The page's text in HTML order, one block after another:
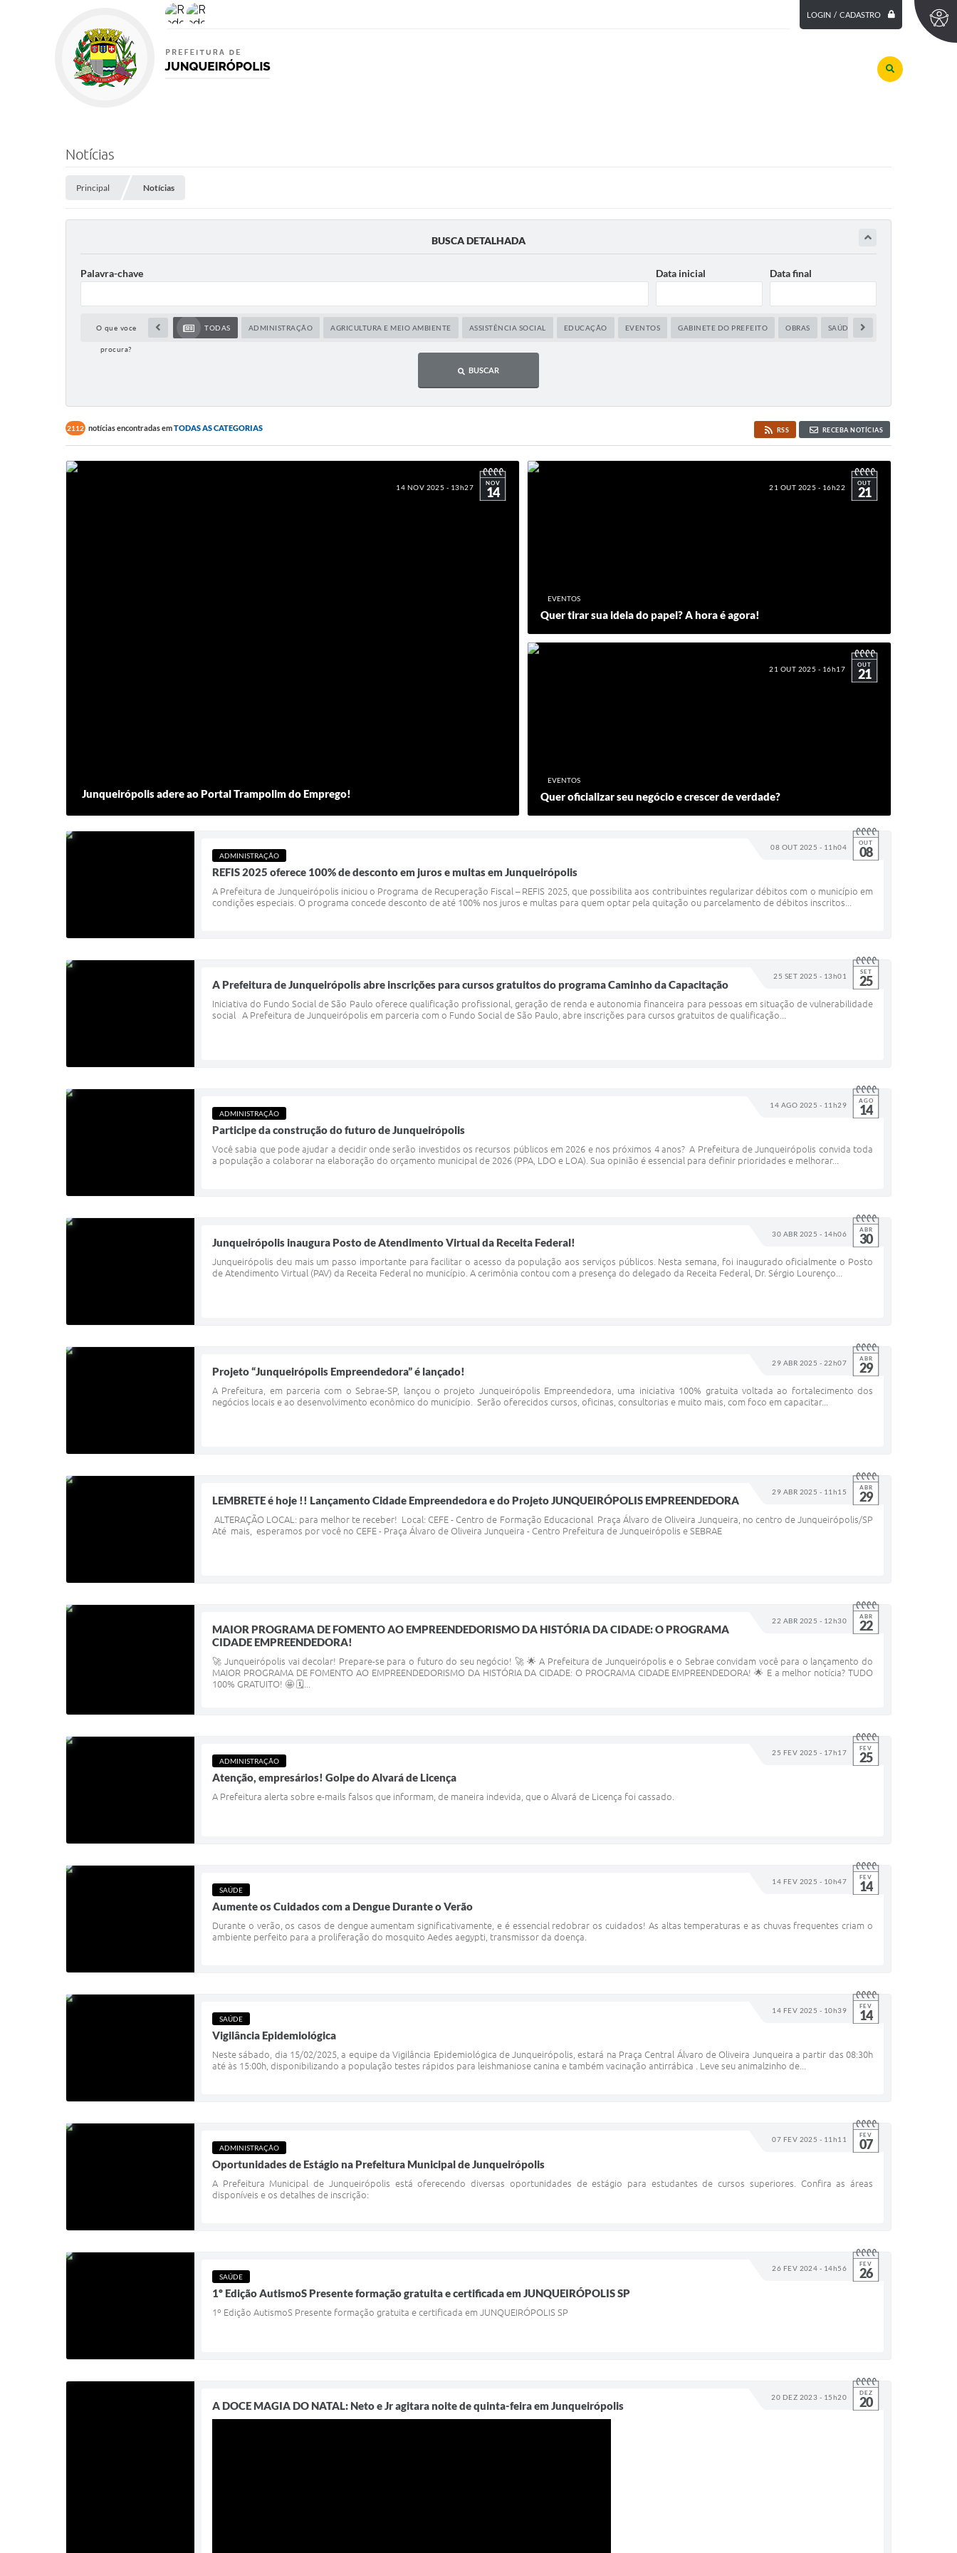
LOGIN / CADASTRO
Notícias
Principal Notícias
BUSCA DETALHADA
Palavra-chave Data inicial Data final
O que voce
procura?
TODAS ADMINISTRAÇÃO AGRICULTURA E MEIO AMBIENTE ASSISTÊNCIA SOCIAL EDUCAÇÃO EVENTOS GABINETE DO PREFEITO OBRAS SAÚDE
BUSCAR
2112 notícias encontradas emTODAS AS CATEGORIAS RSS RECEBA NOTÍCIAS
14 NOV 2025 - 13h27 NOV
14
Junqueirópolis adere ao Portal Trampolim do Emprego!
21 OUT 2025 - 16h22 OUT
21
EVENTOS
Quer tirar sua ideia do papel? A hora é agora!
21 OUT 2025 - 16h17 OUT
21
EVENTOS
Quer oficializar seu negócio e crescer de verdade?
08 OUT 2025 - 11h04 OUT
08
ADMINISTRAÇÃO
REFIS 2025 oferece 100% de desconto em juros e multas em Junqueirópolis
A Prefeitura de Junqueirópolis iniciou o Programa de Recuperação Fiscal – REFIS 2025, que possibilita aos contribuintes regularizar débitos com o município em
condições especiais. O programa concede desconto de até 100% nos juros e multas para quem optar pela quitação ou parcelamento de débitos inscritos...
25 SET 2025 - 13h01 SET
25
A Prefeitura de Junqueirópolis abre inscrições para cursos gratuitos do programa Caminho da Capacitação
Iniciativa do Fundo Social de São Paulo oferece qualificação profissional, geração de renda e autonomia financeira para pessoas em situação de vulnerabilidade
social A Prefeitura de Junqueirópolis em parceria com o Fundo Social de São Paulo, abre inscrições para cursos gratuitos de qualificação...
14 AGO 2025 - 11h29 AGO
14
ADMINISTRAÇÃO
Participe da construção do futuro de Junqueirópolis
Você sabia que pode ajudar a decidir onde serão investidos os recursos públicos em 2026 e nos próximos 4 anos? A Prefeitura de Junqueirópolis convida toda
a população a colaborar na elaboração do orçamento municipal de 2026 (PPA, LDO e LOA). Sua opinião é essencial para definir prioridades e melhorar...
30 ABR 2025 - 14h06 ABR
30
Junqueirópolis inaugura Posto de Atendimento Virtual da Receita Federal!
Junqueirópolis deu mais um passo importante para facilitar o acesso da população aos serviços públicos. Nesta semana, foi inaugurado oficialmente o Posto
de Atendimento Virtual (PAV) da Receita Federal no município. A cerimônia contou com a presença do delegado da Receita Federal, Dr. Sérgio Lourenço...
29 ABR 2025 - 22h07 ABR
29
Projeto “Junqueirópolis Empreendedora” é lançado!
A Prefeitura, em parceria com o Sebrae-SP, lançou o projeto Junqueirópolis Empreendedora, uma iniciativa 100% gratuita voltada ao fortalecimento dos
negócios locais e ao desenvolvimento econômico do município. Serão oferecidos cursos, oficinas, consultorias e muito mais, com foco em capacitar...
29 ABR 2025 - 11h15 ABR
29
LEMBRETE é hoje !! Lançamento Cidade Empreendedora e do Projeto JUNQUEIRÓPOLIS EMPREENDEDORA
ALTERAÇÃO LOCAL: para melhor te receber! Local: CEFE - Centro de Formação Educacional Praça Álvaro de Oliveira Junqueira, no centro de Junqueirópolis/SP
Até mais, esperamos por você no CEFE - Praça Álvaro de Oliveira Junqueira - Centro Prefeitura de Junqueirópolis e SEBRAE
22 ABR 2025 - 12h30 ABR
22
MAIOR PROGRAMA DE FOMENTO AO EMPREENDEDORISMO DA HISTÓRIA DA CIDADE: O PROGRAMA
CIDADE EMPREENDEDORA!
🚀 Junqueirópolis vai decolar! Prepare-se para o futuro do seu negócio! 🚀 🌟 A Prefeitura de Junqueirópolis e o Sebrae convidam você para o lançamento do
MAIOR PROGRAMA DE FOMENTO AO EMPREENDEDORISMO DA HISTÓRIA DA CIDADE: O PROGRAMA CIDADE EMPREENDEDORA! 🌟 E a melhor notícia? TUDO
100% GRATUITO! 🤩 🗓️...
25 FEV 2025 - 17h17 FEV
25
ADMINISTRAÇÃO
Atenção, empresários! Golpe do Alvará de Licença
A Prefeitura alerta sobre e-mails falsos que informam, de maneira indevida, que o Alvará de Licença foi cassado.
14 FEV 2025 - 10h47 FEV
14
SAÚDE
Aumente os Cuidados com a Dengue Durante o Verão
Durante o verão, os casos de dengue aumentam significativamente, e é essencial redobrar os cuidados! As altas temperaturas e as chuvas frequentes criam o
ambiente perfeito para a proliferação do mosquito Aedes aegypti, transmissor da doença.
14 FEV 2025 - 10h39 FEV
14
SAÚDE
Vigilância Epidemiológica
Neste sábado, dia 15/02/2025, a equipe da Vigilância Epidemiológica de Junqueirópolis, estará na Praça Central Álvaro de Oliveira Junqueira a partir das 08:30h
até às 15:00h, disponibilizando a população testes rápidos para leishmaniose canina e também vacinação antirrábica . Leve seu animalzinho de...
07 FEV 2025 - 11h11 FEV
07
ADMINISTRAÇÃO
Oportunidades de Estágio na Prefeitura Municipal de Junqueirópolis
A Prefeitura Municipal de Junqueirópolis está oferecendo diversas oportunidades de estágio para estudantes de cursos superiores. Confira as áreas
disponíveis e os detalhes de inscrição:
26 FEV 2024 - 14h56 FEV
26
SAÚDE
1º Edição AutismoS Presente formação gratuita e certificada em JUNQUEIRÓPOLIS SP
1º Edição AutismoS Presente formação gratuita e certificada em JUNQUEIRÓPOLIS SP
20 DEZ 2023 - 15h20 DEZ
20
A DOCE MAGIA DO NATAL: Neto e Jr agitara noite de quinta-feira em Junqueirópolis